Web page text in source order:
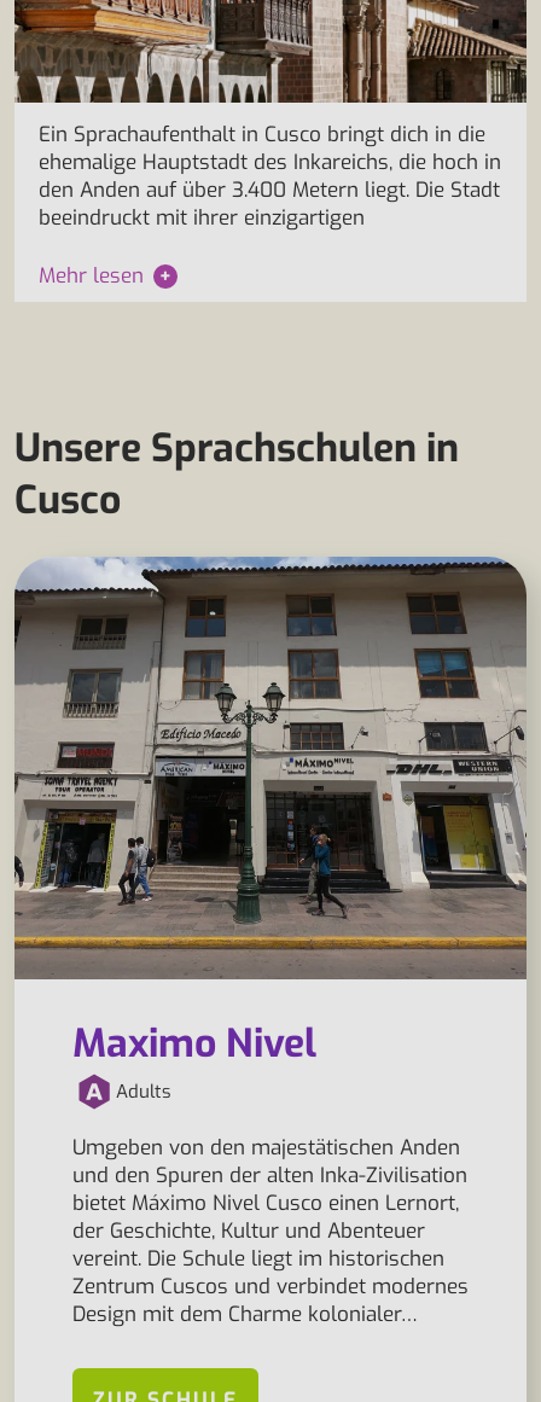
Ein Sprachaufenthalt in Cusco bringt dich in die
ehemalige Hauptstadt des Inkareichs, die hoch in
den Anden auf über 3.400 Metern liegt. Die Stadt
beeindruckt mit ihrer einzigartigen
Mehr lesen +
Unsere Sprachschulen in
Cusco
Maximo Nivel
Adults
Umgeben von den majestätischen Anden
und den Spuren der alten Inka-Zivilisation
bietet Máximo Nivel Cusco einen Lernort,
der Geschichte, Kultur und Abenteuer
vereint. Die Schule liegt im historischen
Zentrum Cuscos und verbindet modernes
Design mit dem Charme kolonialer…